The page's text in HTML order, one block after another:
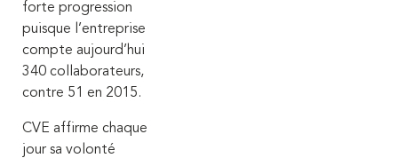
forte progression
puisque l’entreprise
compte aujourd’hui
340 collaborateurs,
contre 51 en 2015.
CVE affirme chaque
jour sa volonté